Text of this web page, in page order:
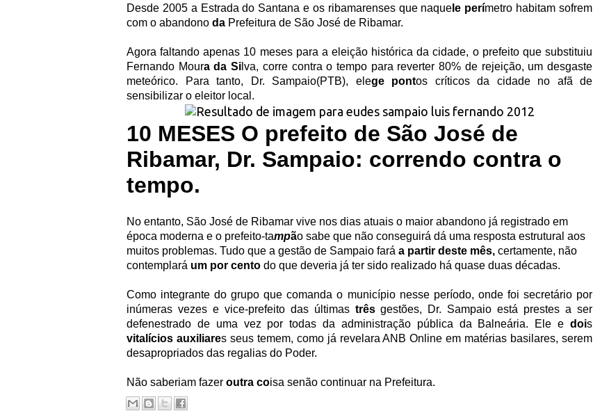
Desde 2005 a Estrada do Santana e os ribamarenses que naque le perímetro habitam sofrem
com o abandono da Prefeitura de São José de Ribamar.
Agora faltando apenas 10 meses para a eleição histórica da cidade, o prefeito que substituiu
Fernando Moura da Si lva, corre contra o tempo para reverter 80% de rejeição, um desgaste
meteórico. Para tanto, Dr. Sampaio(PTB), elege pontos críticos da cidade no afã de
sensibilizar o eleitor local.
10 MESES O prefeito de São José de
Ribamar, Dr. Sampaio: correndo contra o
tempo.
No entanto, São José de Ribamar vive nos dias atuais o maior abandono já registrado em
época moderna e o prefeito-tampão sabe que não conseguirá dá uma resposta estrutural aos
muitos problemas. Tudo que a gestão de Sampaio fará a partir deste mês, certamente, não
contemplará um por cento do que deveria já ter sido realizado há quase duas décadas.
Como integrante do grupo que comanda o município nesse período, onde foi secretário por
inúmeras vezes e vice-prefeito das últimas trêsgestões, Dr. Sampaio está prestes a ser
defenestrado de uma vez por todas da administração pública da Balneária. Ele e dois
vitalícios auxiliares seus temem, como já revelara ANB Online em matérias basilares, serem
desapropriados das regalias do Poder.
Não saberiam fazer outra coisa senão continuar na Prefeitura.